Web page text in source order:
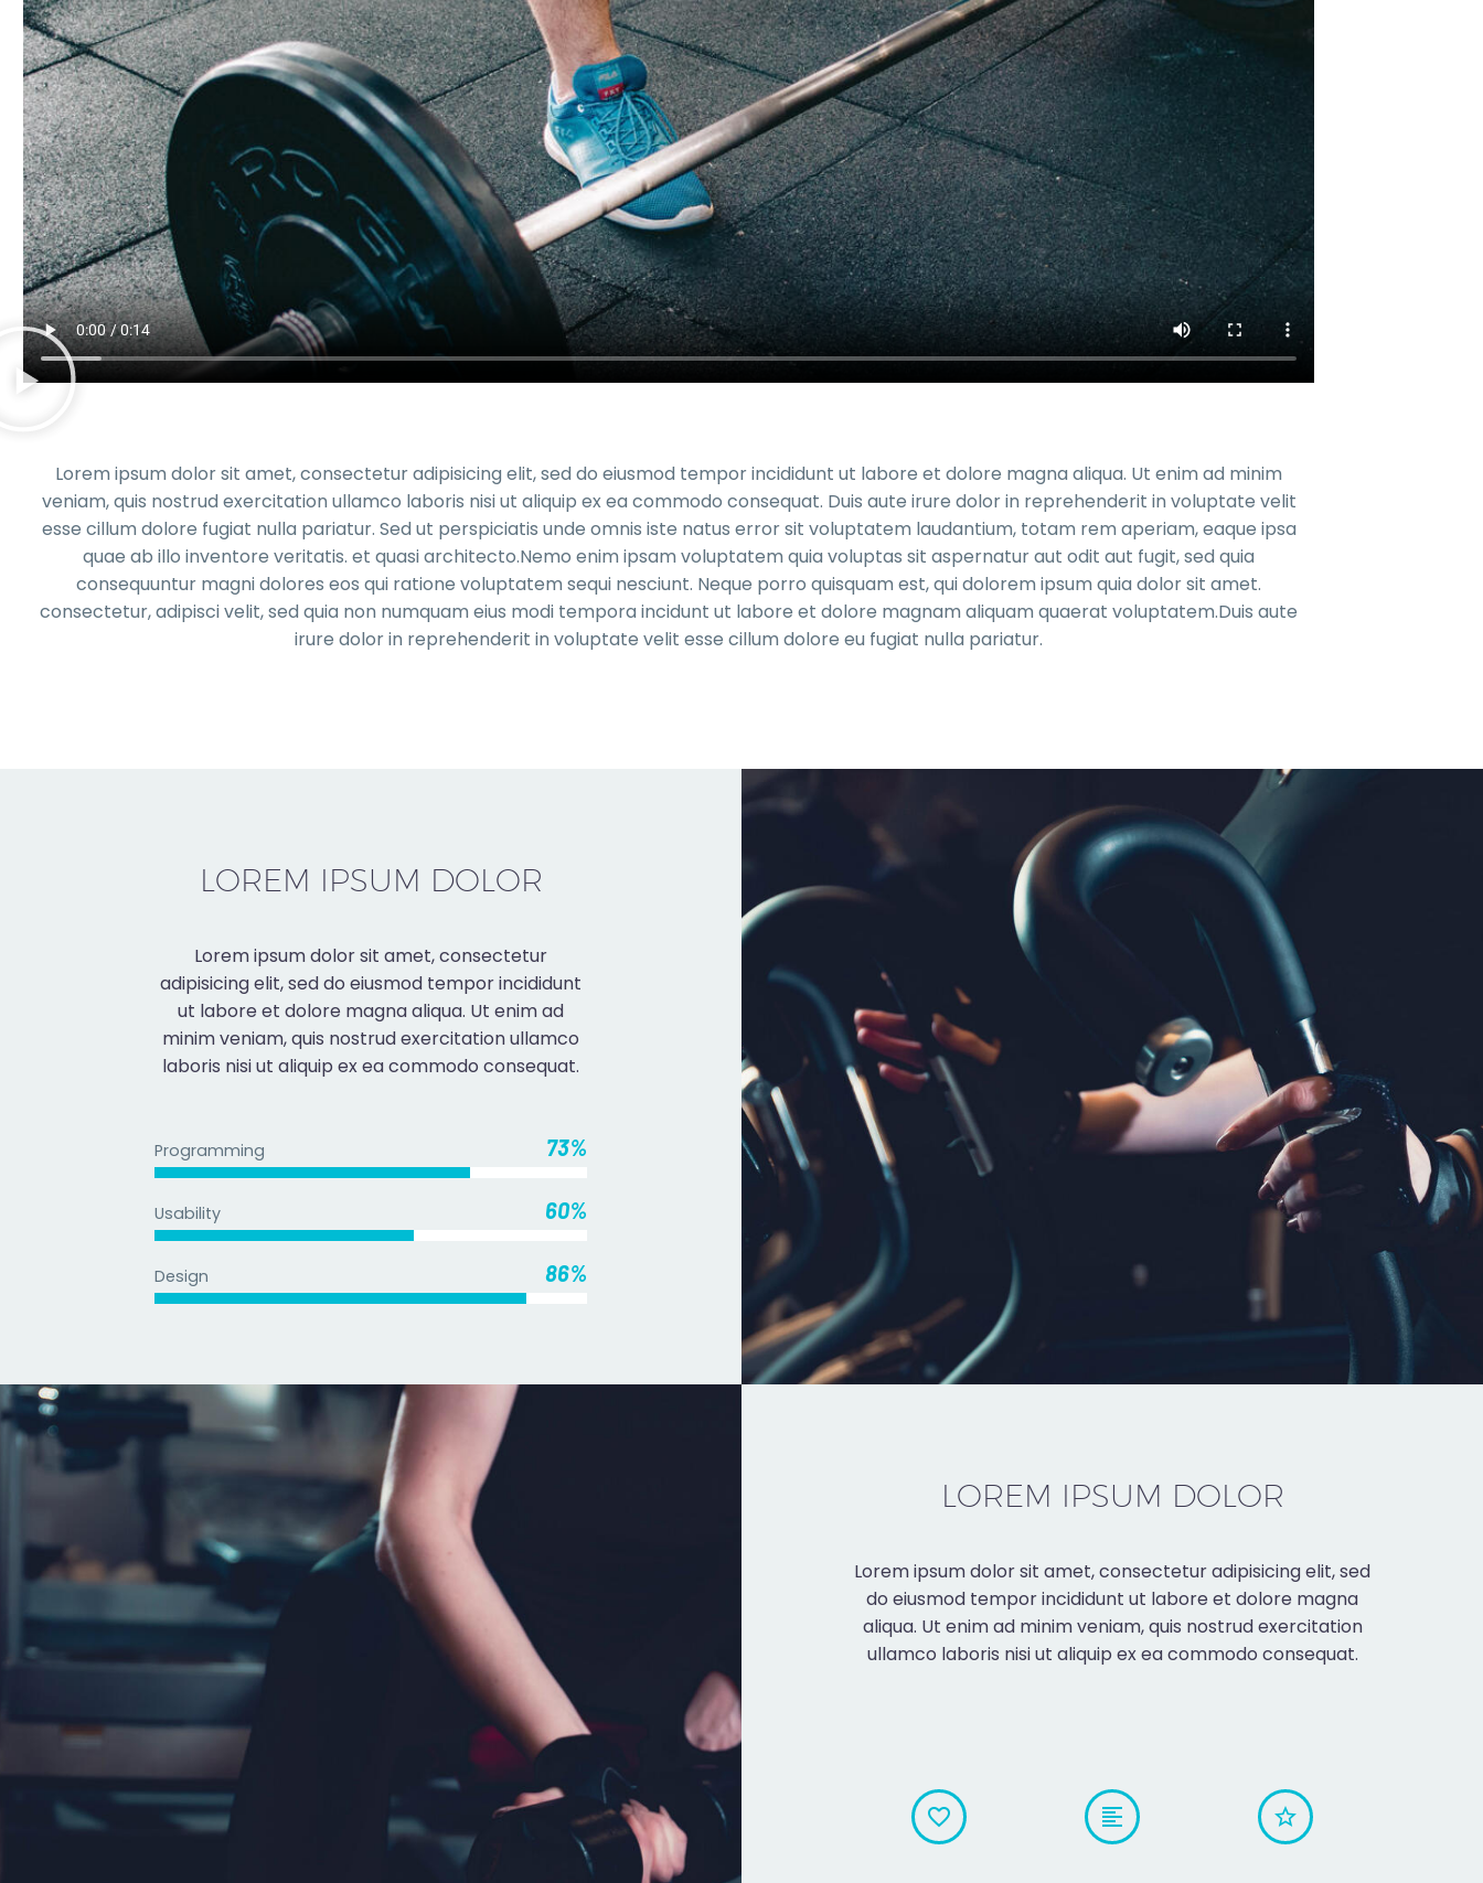
Lorem ipsum dolor sit amet, consectetur adipisicing elit, sed do eiusmod tempor incididunt ut labore et dolore magna aliqua. Ut enim ad minim
veniam, quis nostrud exercitation ullamco laboris nisi ut aliquip ex ea commodo consequat. Duis aute irure dolor in reprehenderit in voluptate velit
esse cillum dolore fugiat nulla pariatur. Sed ut perspiciatis unde omnis iste natus error sit voluptatem laudantium, totam rem aperiam, eaque ipsa
quae ab illo inventore veritatis. et quasi architecto.Nemo enim ipsam voluptatem quia voluptas sit aspernatur aut odit aut fugit, sed quia
consequuntur magni dolores eos qui ratione voluptatem sequi nesciunt. Neque porro quisquam est, qui dolorem ipsum quia dolor sit amet.
consectetur, adipisci velit, sed quia non numquam eius modi tempora incidunt ut labore et dolore magnam aliquam quaerat voluptatem.Duis aute
irure dolor in reprehenderit in voluptate velit esse cillum dolore eu fugiat nulla pariatur.
LOREM IPSUM DOLOR
Lorem ipsum dolor sit amet, consectetur
adipisicing elit, sed do eiusmod tempor incididunt
ut labore et dolore magna aliqua. Ut enim ad
minim veniam, quis nostrud exercitation ullamco
laboris nisi ut aliquip ex ea commodo consequat.
Programming 73%
Usability 60%
Design 86%
LOREM IPSUM DOLOR
Lorem ipsum dolor sit amet, consectetur adipisicing elit, sed
do eiusmod tempor incididunt ut labore et dolore magna
aliqua. Ut enim ad minim veniam, quis nostrud exercitation
ullamco laboris nisi ut aliquip ex ea commodo consequat.